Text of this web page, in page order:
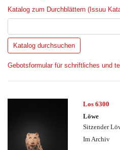
Katalog zum Durchblättern (Issuu
Gebotsformular für schriftliches und
Los 6300
Löwe
Sitzender
Im Archiv